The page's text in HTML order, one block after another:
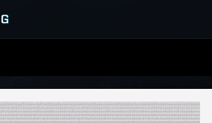
BROWSER